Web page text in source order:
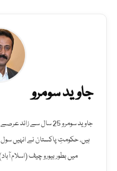
جاوید سومرو
جاوید سومرو 25 سال
ہیں، حکومتِ پاکستان نے انہیں سول
میں بطور بیورو چیف (اسلام